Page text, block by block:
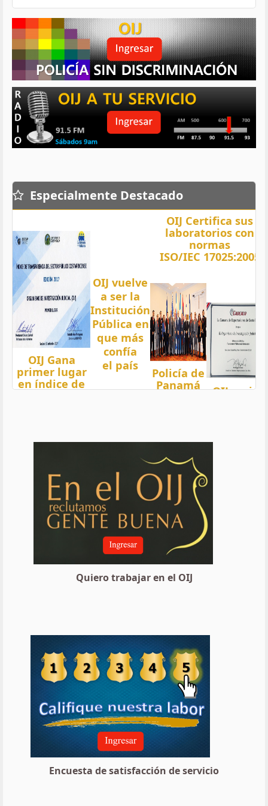
Especialmente Destacado
OIJ Gana
primer lugar
en índice de
OIJ vuelve
a ser la
Institución
Pública en
que más
confía
el país
OIJ Certifica sus
laboratorios con
normas
ISO/IEC 17025:2005
Policía de
Panamá
OIJ mejor
Quiero trabajar en el OIJ
Encuesta de satisfacción de servicio